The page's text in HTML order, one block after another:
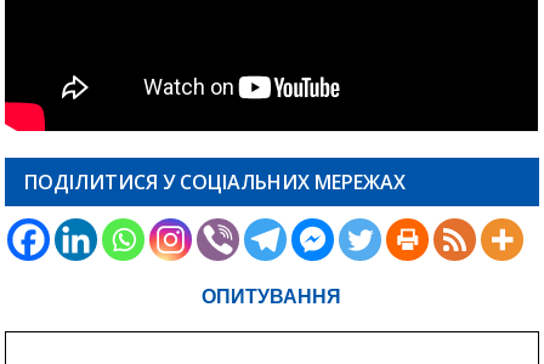
ПОДІЛИТИСЯ У СОЦІАЛЬНИХ МЕРЕЖАХ
ОПИТУВАННЯ